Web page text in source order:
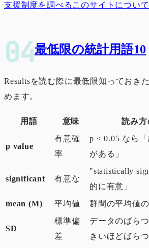
支援制度を調べる このサイトについて
最低限の統計用語10
Resultsを読む際に最低限知っておき
めます。
用語 意味 読み方
p value
有意確
率
p < 0.05 なら
がある」
significant 有意な
"statistically
的に有意」
mean (M)
平均値 群間の平均値
SD
標準偏
差
データのばら
きいほどばら